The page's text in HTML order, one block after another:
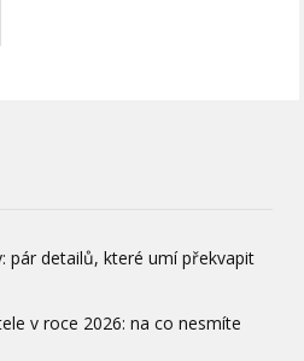
pár detailů, které umí překvapit
v roce 2026: na co nesmíte